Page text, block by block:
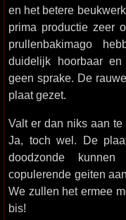
en het betere
prima productie zeer
prullenbakimago
duidelijk hoorbaar
geen sprake. De
plaat gezet.
Valt er dan niks aan
Ja, toch wel. De
doodzonde
copulerende geiten
We zullen het ermee
bis!